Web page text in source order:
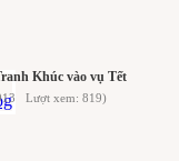
Khúc vào vụ Tết
Lượt xem: 819)